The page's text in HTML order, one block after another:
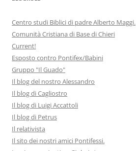
Centro studi Biblici di padre Alberto Maggi.
Comunità Cristiana di Base di Chieri
Current!
Esposto contro Pontifex/Babini
Gruppo "Il Guado"
Il blog del nostro Alessandro
Il blog di Cagliostro
Il blog di Luigi Accattoli
Il blog di Petrus
Il relativista
Il sito dei nostri amici Pontifessi.